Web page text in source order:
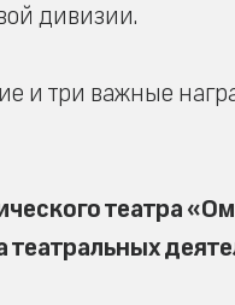
дивизии.
и три важные
театра